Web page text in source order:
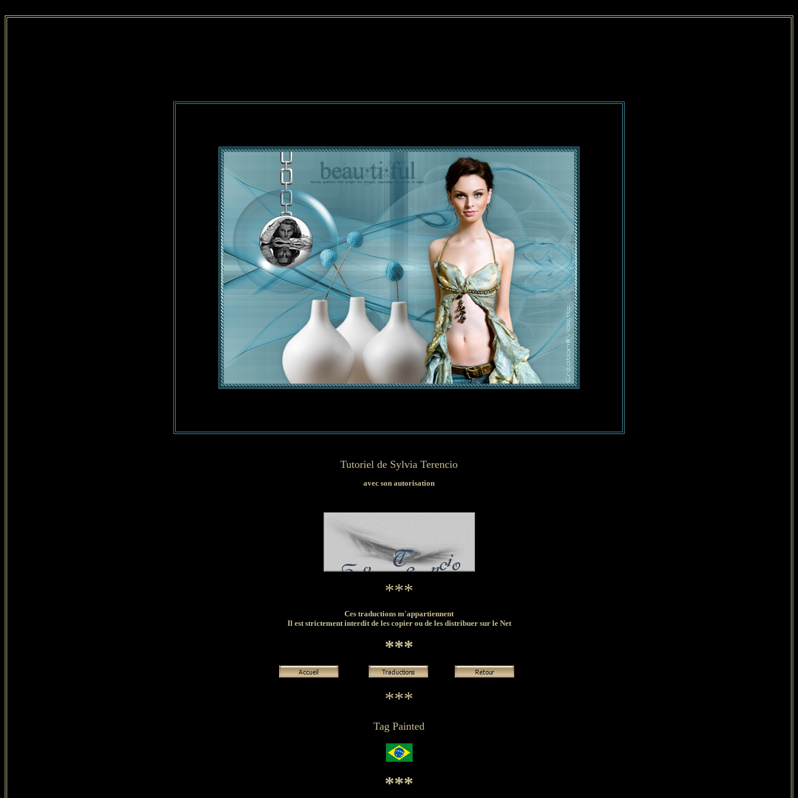
Tutoriel de Sylvia Terencio
avec son autorisation
***
Ces traductions m'appartiennent
Il est strictement interdit de les copier ou de les distribuer sur le Net
***
***
Tag Painted
***